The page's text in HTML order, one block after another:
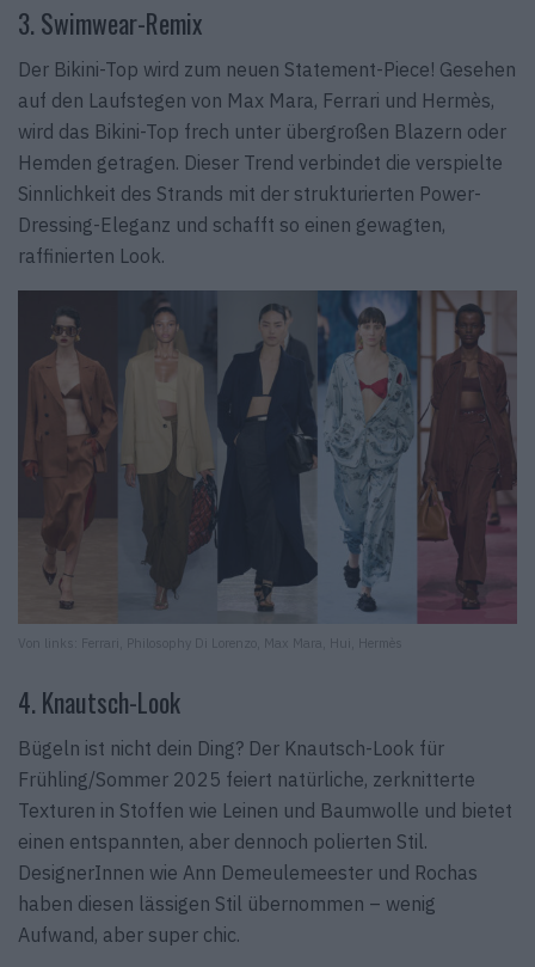
3. Swimwear-Remix
Der Bikini-Top wird zum neuen Statement-Piece! Gesehen
auf den Laufstegen von Max Mara, Ferrari und Hermès,
wird das Bikini-Top frech unter übergroßen Blazern oder
Hemden getragen. Dieser Trend verbindet die verspielte
Sinnlichkeit des Strands mit der strukturierten Power-
Dressing-Eleganz und schafft so einen gewagten,
raffinierten Look.
Von links: Ferrari, Philosophy Di Lorenzo, Max Mara, Hui, Hermès
4. Knautsch-Look
Bügeln ist nicht dein Ding? Der Knautsch-Look für
Frühling/Sommer 2025 feiert natürliche, zerknitterte
Texturen in Stoffen wie Leinen und Baumwolle und bietet
einen entspannten, aber dennoch polierten Stil.
DesignerInnen wie Ann Demeulemeester und Rochas
haben diesen lässigen Stil übernommen – wenig
Aufwand, aber super chic.